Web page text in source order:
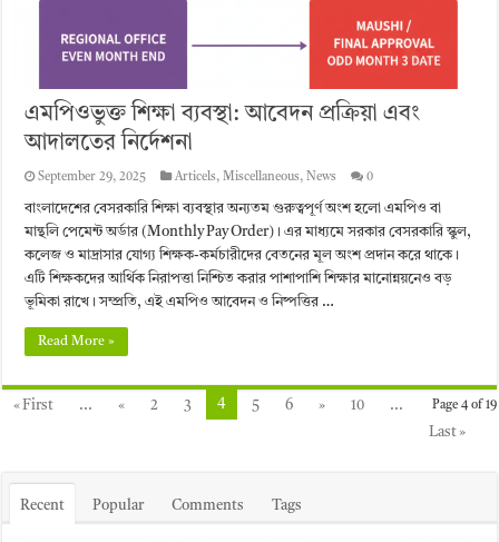
এমপিওভুক্ত শিক্ষা ব্যবস্থা: আবেদন প্রক্রিয়া এবং
আদালতের নির্দেশনা
September 29, 2025 Articels,Miscellaneous,News 0
বাংলাদেশের বেসরকারি শিক্ষা ব্যবস্থার অন্যতম গুরুত্বপূর্ণ অংশ হলো এমপিও বা
মান্থলি পেমেন্ট অর্ডার (Monthly Pay Order)। এর মাধ্যমে সরকার বেসরকারি স্কুল,
কলেজ ও মাদ্রাসার যোগ্য শিক্ষক-কর্মচারীদের বেতনের মূল অংশ প্রদান করে থাকে।
এটি শিক্ষকদের আর্থিক নিরাপত্তা নিশ্চিত করার পাশাপাশি শিক্ষার মানোন্নয়নেও বড়
ভূমিকা রাখে। সম্প্রতি, এই এমপিও আবেদন ও নিষ্পত্তির …
Read More »
Page 4 of 19
« First ... « 2 3 4 5 6 » 10
...
Last »
Recent Popular Comments Tags